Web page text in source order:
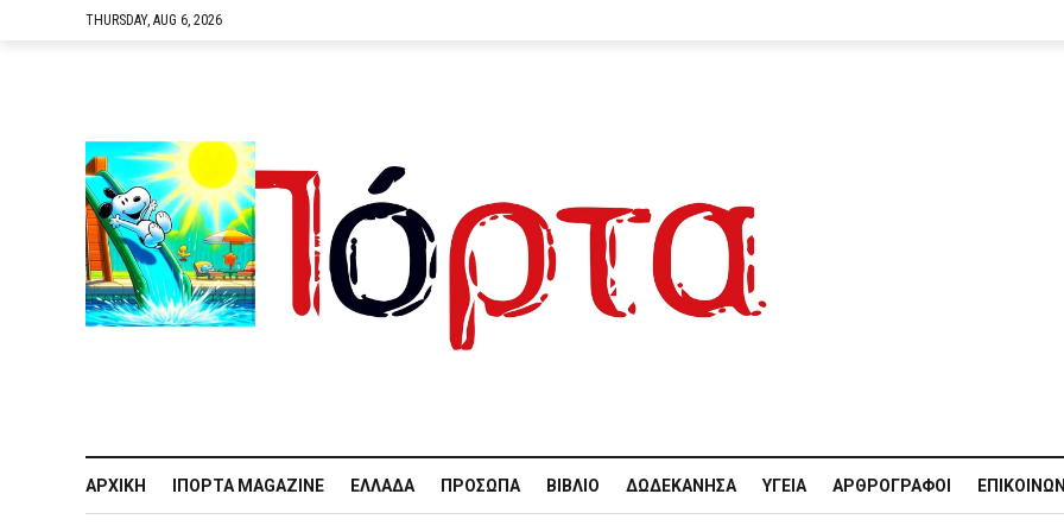
THURSDAY, AUG 6, 2026
ΑΡΧΙΚΉ IΠΌΡΤΑ MAGAZINE ΕΛΛΆΔΑ ΠΡΌΣΩΠΑ ΒΙΒΛΊΟ ΔΩΔΕΚΆΝΗΣΑ ΥΓΕΊΑ ΑΡΘΡΟΓΡΆΦΟΙ